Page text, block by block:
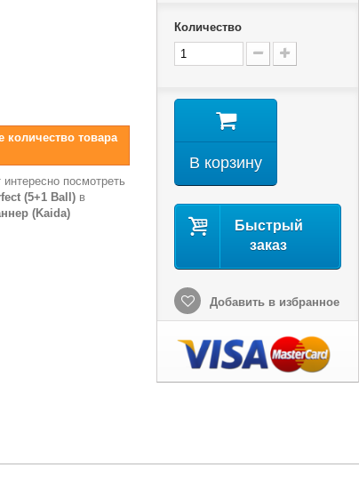
количество товара
посмотреть
(5+1 Ball)в
(Kaida)
Количество
В корзину
Быстрый
заказ
Добавить в избранное